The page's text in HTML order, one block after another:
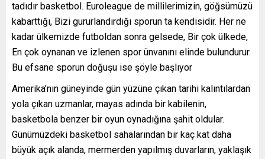
tadıdır basketbol. Euroleague de millilerimizin, göğsümüzü
kabarttığı, Bizi gururlandırdığı sporun ta kendisidir. Her ne
kadar ülkemizde futboldan sonra gelsede, Bir çok ülkede,
En çok oynanan ve izlenen spor ünvanını elinde bulundurur.
Bu efsane sporun doğuşu ise şöyle başlıyor
Amerika’nın güneyinde gün yüzüne çıkan tarihi kalıntılardan
yola çıkan uzmanlar, mayas adında bir kabilenin,
basketbola benzer bir oyun oynadığına şahit oldular.
Günümüzdeki basketbol sahalarından bir kaç kat daha
büyük açık alanda, mermerden yapılmış duvarların, yaklaşık